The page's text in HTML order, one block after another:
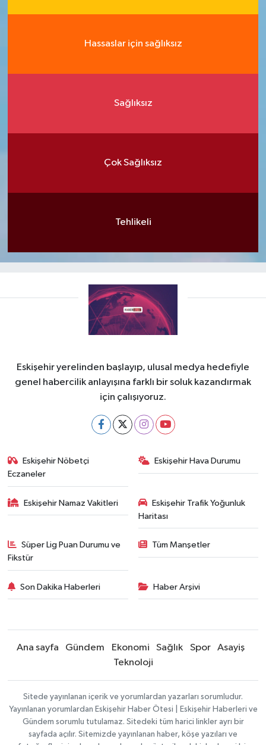
Hassaslar için sağlıksız
Sağlıksız
Çok Sağlıksız
Tehlikeli
Eskişehir yerelinden başlayıp, ulusal medya hedefiyle
genel habercilik anlayışına farklı bir soluk kazandırmak
için çalışıyoruz.
Eskişehir Nöbetçi
Eczaneler
Eskişehir Hava Durumu
Eskişehir Namaz Vakitleri
Eskişehir Trafik Yoğunluk
Haritası
Süper Lig Puan Durumu ve
Fikstür
Tüm Manşetler
Son Dakika Haberleri Haber Arşivi
Ana sayfa Gündem Ekonomi Sağlık Spor
Asayiş
Teknoloji
Sitede yayınlanan içerik ve yorumlardan yazarları sorumludur.
Yayınlanan yorumlardan Eskişehir Haber Ötesi | Eskişehir Haberleri ve
Gündem sorumlu tutulamaz. Sitedeki tüm harici linkler ayrı bir
sayfada açılır. Sitemizde yayınlanan haber, köşe yazıları ve